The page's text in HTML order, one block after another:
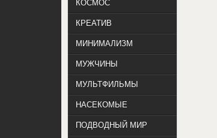
КОСМОС
КРЕАТИВ
МИНИМАЛИЗМ
МУЖЧИНЫ
МУЛЬТФИЛЬМЫ
НАСЕКОМЫЕ
ПОДВОДНЫЙ МИР